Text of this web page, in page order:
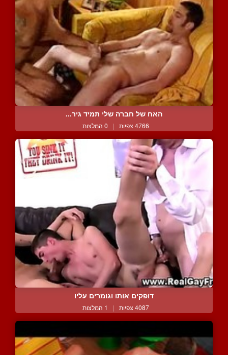
האח של חברה שלי תמיד גיר...
4766 צפיות | 0 המלצות
דופקים אותו וגומרים עליו
4087 צפיות | 1 המלצות